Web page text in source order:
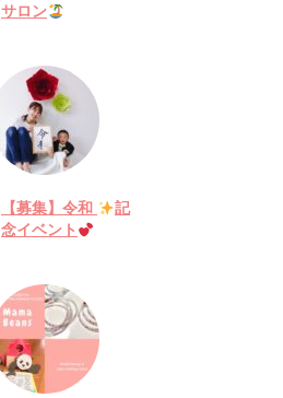
サロン
【募集】令和
記
念イベント